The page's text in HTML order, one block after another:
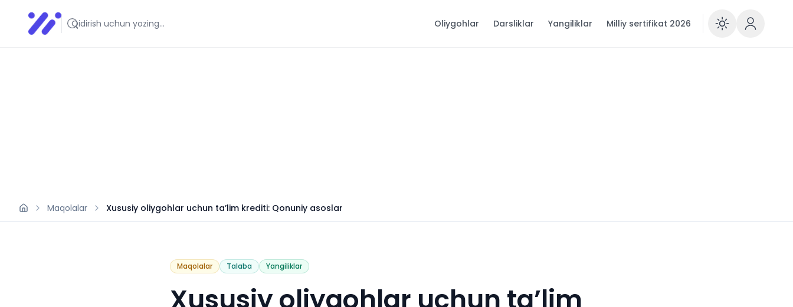
Infoedu
Ta&#039;lim xabarlari va yangiliklari Oliygohlar Darsliklar Yangiliklar Milliy sertifikat 2026
Maqolalar Xususiy oliygohlar uchun ta’lim krediti: Qonuniy asoslar
Maqolalar Talaba Yangiliklar
Xususiy oliygohlar uchun ta’lim